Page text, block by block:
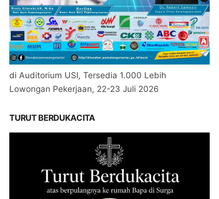
di Auditorium USI, Tersedia 1.000 Lebih
Lowongan Pekerjaan, 22-23 Juli 2026
TURUT BERDUKACITA